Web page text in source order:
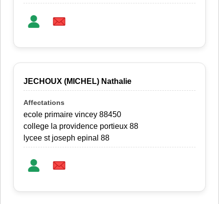
JECHOUX (MICHEL) Nathalie
ecole primaire vincey 88450
college la providence portieux 88
lycee st joseph epinal 88